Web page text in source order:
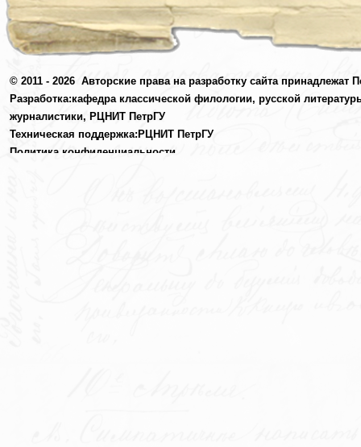
© 2011 - 2026 Авторские права на разработку сайта принадлежат
Разработка:кафедра классической филологии, русской
журналистики, РЦНИТ ПетрГУ
Техническая поддержка: РЦНИТ ПетрГУ
Политика конфиденциальности